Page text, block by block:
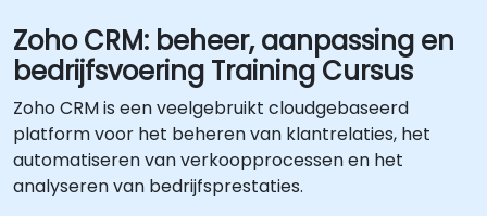
Zoho CRM: beheer, aanpassing en
bedrijfsvoering Training Cursus
Zoho CRM is een veelgebruikt cloudgebaseerd
platform voor het beheren van klantrelaties, het
automatiseren van verkoopprocessen en het
analyseren van bedrijfsprestaties.